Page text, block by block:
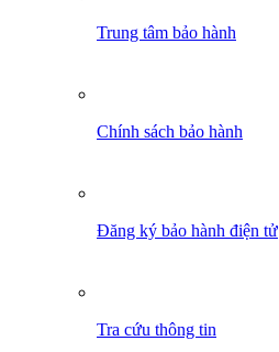
Trung tâm bảo hành
Chính sách bảo hành
Đăng ký bảo hành điện tử
Tra cứu thông tin